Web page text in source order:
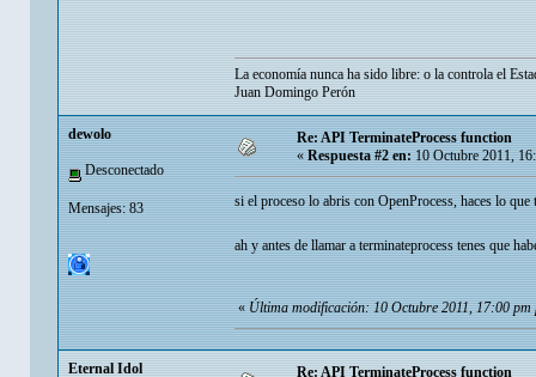
La economía nunca ha sido libre: o la controla el
Juan Domingo Perón
dewolo
Desconectado
Mensajes: 83
Re: API TerminateProcess function
«Respuesta #2 en:10 Octubre 2011,
si el proceso lo abris con OpenProcess, haces lo
ah y antes de llamar a terminateprocess tenes que
«Última modificación: 10 Octubre 2011, 17:00 pm
Eternal Idol
Re: API TerminateProcess function